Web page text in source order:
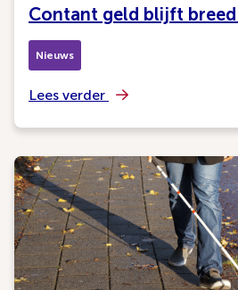
Contant geld blijft breed
Nieuws
Lees verder